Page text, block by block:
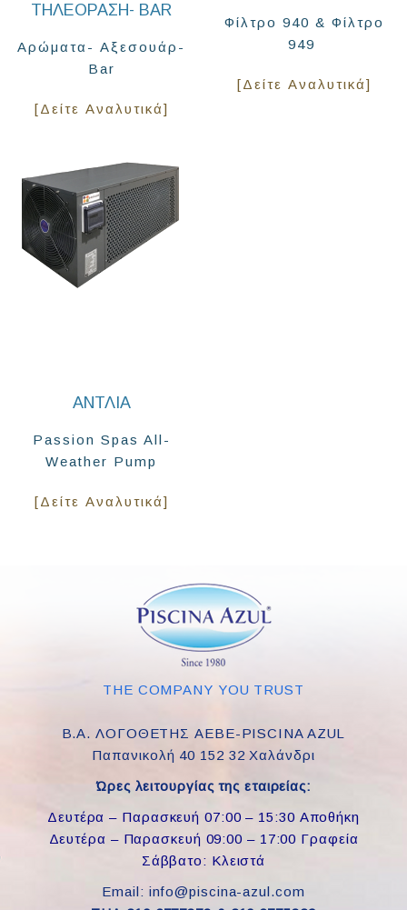
ΤΗΛΕΌΡΑΣΗ- BAR
Αρώματα- Αξεσουάρ-
Bar
[Δείτε Αναλυτικά]
Φίλτρο 940 & Φίλτρο
949
[Δείτε Αναλυτικά]
ΑΝΤΛΊΑ
Passion Spas All-
Weather Pump
[Δείτε Αναλυτικά]
THE COMPANY YOU TRUST
Β.Α. ΛΟΓΟΘΕΤΗΣ ΑΕΒΕ-PISCINA AZUL
Παπανικολή 40 152 32 Χαλάνδρι
Ώρες λειτουργίας της εταιρείας:
Δευτέρα – Παρασκευή 07:00 – 15:30 Αποθήκη
Δευτέρα – Παρασκευή 09:00 – 17:00 Γραφεία
Σάββατο: Κλειστά
Email: info@piscina-azul.com